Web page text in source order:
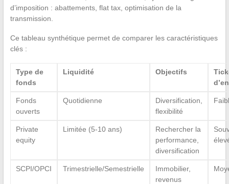
d’imposition : abattements, flat tax, optimisation de la
transmission.
Ce tableau synthétique permet de comparer les caractéristiques
clés :
Type de
fonds
Liquidité Objectifs
Fonds
ouverts
Quotidienne
Diversification,
flexibilité
Private
equity
Limitée (5-10 ans)
Rechercher la
performance,
diversification
SCPI/OPCI Trimestrielle/Semestrielle
Immobilier,
revenus